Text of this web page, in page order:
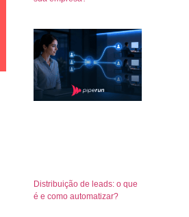
Distribuição de leads: o que
é e como automatizar?